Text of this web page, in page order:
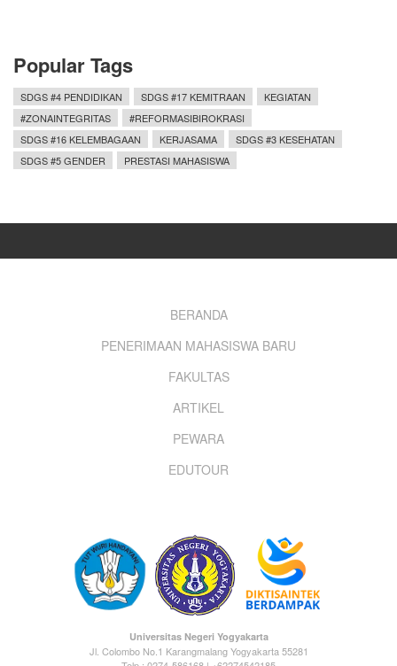
Popular Tags
SDGS #4 PENDIDIKAN SDGS #17 KEMITRAAN
KEGIATAN
#ZONAINTEGRITAS
#REFORMASIBIROKRASI
SDGS #16 KELEMBAGAAN
KERJASAMA
SDGS #3 KESEHATAN
SDGS #5 GENDER
PRESTASI MAHASISWA
BERANDA
PENERIMAAN MAHASISWA BARU
FAKULTAS
ARTIKEL
PEWARA
EDUTOUR
Universitas Negeri Yogyakarta
Jl. Colombo No.1 Karangmalang Yogyakarta 55281